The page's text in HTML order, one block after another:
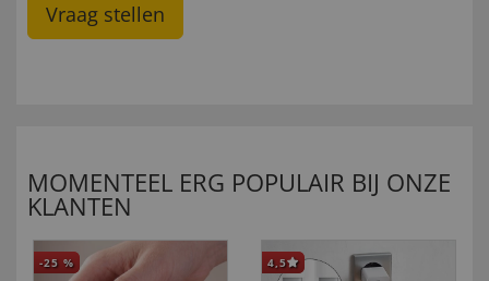
Vraag stellen
MOMENTEEL ERG POPULAIR BIJ ONZE
KLANTEN
-25 % 4,5